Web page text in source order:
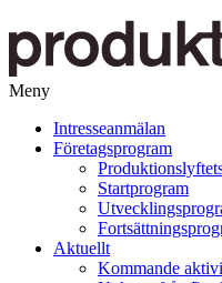
Meny
vidare
Intresseanmälan
Företagsprogram
Startprogram
Aktuellt
Kommande